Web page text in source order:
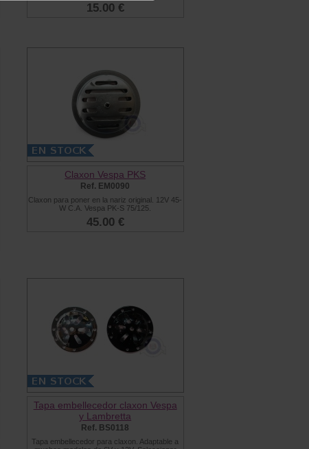
15.00 €
Claxon Vespa PKS
Ref. EM0090
Claxon para poner en la nariz original. 12V 45-
W C.A. Vespa PK-S 75/125.
45.00 €
Tapa embellecedor claxon Vespa
y Lambretta
Ref. BS0118
Tapa embellecedor para claxon. Adaptable a